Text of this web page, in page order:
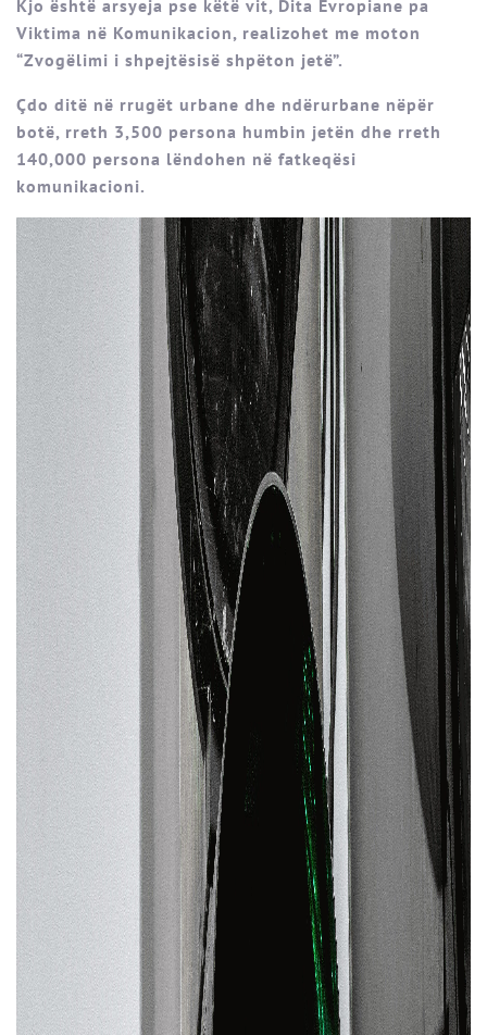
Kjo është arsyeja pse këtë vit, Dita Evropiane pa
Viktima në Komunikacion, realizohet me moton
“Zvogëlimi i shpejtësisë shpëton jetë”.
Çdo ditë në rrugët urbane dhe ndërurbane nëpër
botë, rreth 3,500 persona humbin jetën dhe rreth
140,000 persona lëndohen në fatkeqësi
komunikacioni.